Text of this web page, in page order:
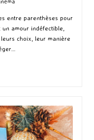
entre parenthèses pour
amour indéfectible,
choix, leur manière